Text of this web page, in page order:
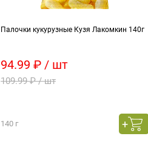
Палочки кукурузные Кузя Лакомкин 140г
94.99 ₽ / шт
109.99 ₽ / шт
140 г